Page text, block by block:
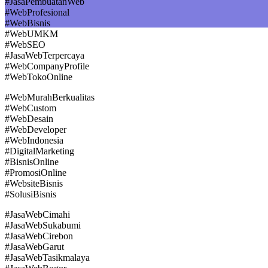
#WebProfesional
#WebBisnis
#WebUMKM
#WebSEO
#JasaWebTerpercaya
#WebCompanyProfile
#WebTokoOnline
#WebMurahBerkualitas
#WebCustom
#WebDesain
#WebDeveloper
#WebIndonesia
#DigitalMarketing
#BisnisOnline
#PromosiOnline
#WebsiteBisnis
#SolusiBisnis
#JasaWebCimahi
#JasaWebSukabumi
#JasaWebCirebon
#JasaWebGarut
#JasaWebTasikmalaya